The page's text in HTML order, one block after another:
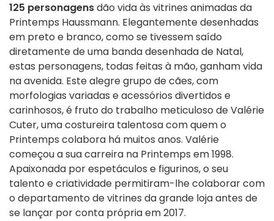
125 personagensdão vida às vitrines animadas da
Printemps Haussmann. Elegantemente desenhadas
em preto e branco, como se tivessem saído
diretamente de uma banda desenhada de Natal,
estas personagens, todas feitas à mão, ganham vida
na avenida. Este alegre grupo de cães, com
morfologias variadas e acessórios divertidos e
carinhosos, é fruto do trabalho meticuloso de Valérie
Cuter, uma costureira talentosa com quem o
Printemps colabora há muitos anos. Valérie
começou a sua carreira na Printemps em 1998.
Apaixonada por espetáculos e figurinos, o seu
talento e criatividade permitiram-lhe colaborar com
o departamento de vitrines da grande loja antes de
se lançar por conta própria em 2017.